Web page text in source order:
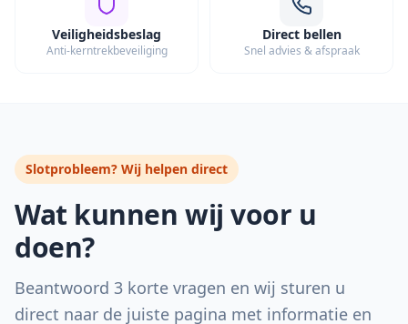
Veiligheidsbeslag
Anti-kerntrekbeveiliging
Direct bellen
Snel advies & afspraak
Slotprobleem? Wij helpen direct
Wat kunnen wij voor u
doen?
Beantwoord 3 korte vragen en wij sturen u
direct naar de juiste pagina met informatie en